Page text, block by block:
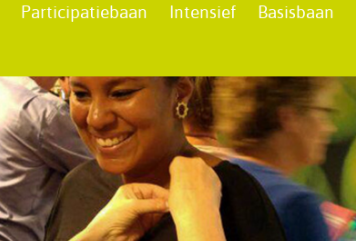
Participatiebaan Intensief Basisbaan